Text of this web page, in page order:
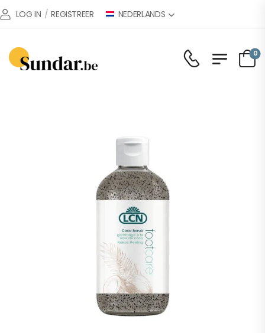
LOG IN / REGISTREER NEDERLANDS
0